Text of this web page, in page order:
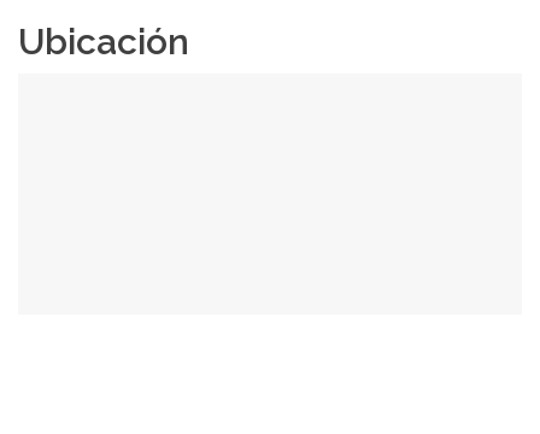
Ubicación